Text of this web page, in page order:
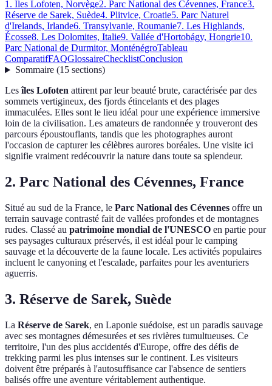
1. Îles Lofoten, Norvège2. Parc National des Cévennes, France3.
Réserve de Sarek, Suède4. Plitvice, Croatie5. Parc Naturel
d'Irelands, Irlande6. Transylvanie, Roumanie7. Les Highlands,
Écosse8. Les Dolomites, Italie9. Vallée d'Hortobágy, Hongrie10.
Parc National de Durmitor, MonténégroTableau
ComparatifFAQGlossaireChecklistConclusion
Sommaire(15 sections)
Lesîles Lofoten attirent par leur beauté brute, caractérisée par des
sommets vertigineux, des fjords étincelants et des plages
immaculées. Elles sont le lieu idéal pour une expérience immersive
loin de la civilisation. Les amateurs de randonnée y trouveront des
parcours époustouflants, tandis que les photographes auront
l'occasion de capturer les célèbres aurores boréales. Une visite ici
signifie vraiment redécouvrir la nature dans toute sa splendeur.
2. Parc National des Cévennes, France
Situé au sud de la France, le Parc National des Cévennes offre un
terrain sauvage contrasté fait de vallées profondes et de montagnes
rudes. Classé au patrimoine mondial de l'UNESCO en partie pour
ses paysages culturaux préservés, il est idéal pour le camping
sauvage et la découverte de la faune locale. Les activités populaires
incluent le canyoning et l'escalade, parfaites pour les aventuriers
aguerris.
3. Réserve de Sarek, Suède
La Réserve de Sarek, en Laponie suédoise, est un paradis sauvage
avec ses montagnes démesurées et ses rivières tumultueuses. Ce
territoire, l'un des plus accidentés d'Europe, offre des défis de
trekking parmi les plus intenses sur le continent. Les visiteurs
doivent être préparés à l'autosuffisance car l'absence de sentiers
balisés offre une aventure véritablement authentique.